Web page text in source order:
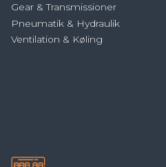
Gear & Transmissioner
Pneumatik & Hydraulik
Ventilation & Køling